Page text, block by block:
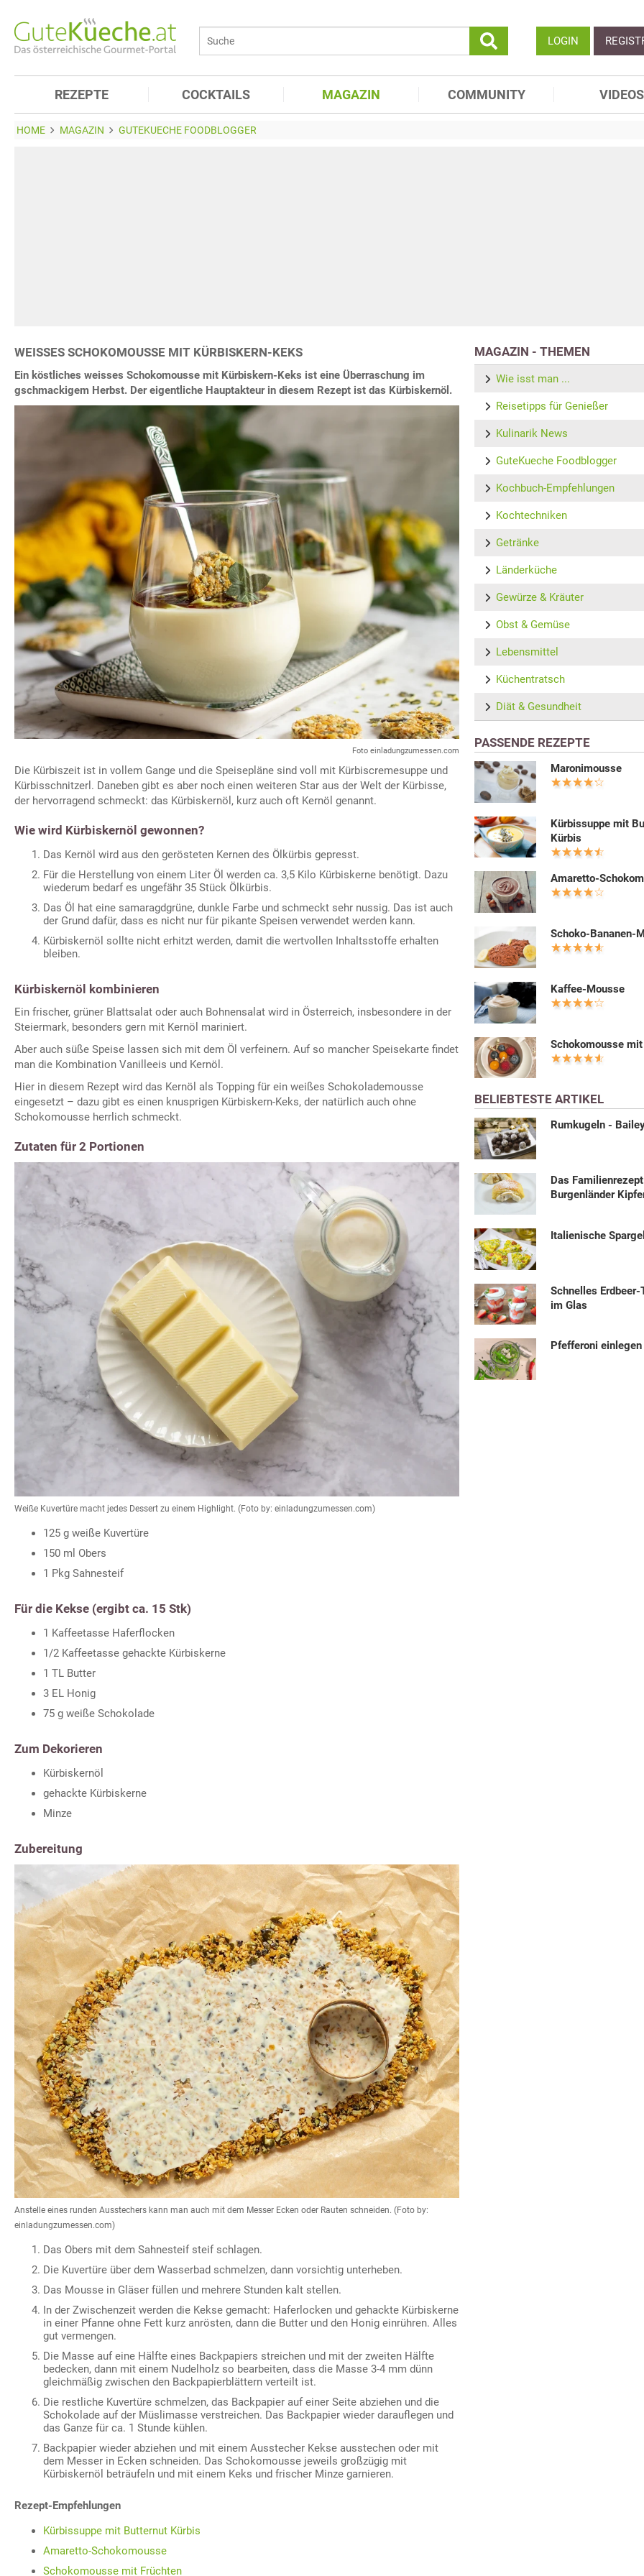
LOGIN
REZEPTE COCKTAILS MAGAZIN COMMUNITY VIDEOS
HOME MAGAZIN GUTEKUECHE FOODBLOGGER
WEISSES SCHOKOMOUSSE MIT KÜRBISKERN-KEKS
Ein köstliches weisses Schokomousse mit Kürbiskern-Keks ist eine Überraschung im
gschmackigem Herbst. Der eigentliche Hauptakteur in diesem Rezept ist das Kürbiskernöl.
Foto einladungzumessen.com
Die Kürbiszeit ist in vollem Gange und die Speisepläne sind voll mit Kürbiscremesuppe und
Kürbisschnitzerl. Daneben gibt es aber noch einen weiteren Star aus der Welt der Kürbisse,
der hervorragend schmeckt: das Kürbiskernöl, kurz auch oft Kernöl genannt.
Wie wird Kürbiskernöl gewonnen?
Das Kernöl wird aus den gerösteten Kernen des Ölkürbis gepresst.
Für die Herstellung von einem Liter Öl werden ca. 3,5 Kilo Kürbiskerne benötigt. Dazu
wiederum bedarf es ungefähr 35 Stück Ölkürbis.
Das Öl hat eine samaragdgrüne, dunkle Farbe und schmeckt sehr nussig. Das ist auch
der Grund dafür, dass es nicht nur für pikante Speisen verwendet werden kann.
Kürbiskernöl sollte nicht erhitzt werden, damit die wertvollen Inhaltsstoffe erhalten
bleiben.
Kürbiskernöl kombinieren
Ein frischer, grüner Blattsalat oder auch Bohnensalat wird in Österreich, insbesondere in der
Steiermark, besonders gern mit Kernöl mariniert.
Aber auch süße Speise lassen sich mit dem Öl verfeinern. Auf so mancher Speisekarte findet
man die Kombination Vanilleeis und Kernöl.
Hier in diesem Rezept wird das Kernöl als Topping für ein weißes Schokolademousse
eingesetzt – dazu gibt es einen knusprigen Kürbiskern-Keks, der natürlich auch ohne
Schokomousse herrlich schmeckt.
Zutaten für 2 Portionen
Weiße Kuvertüre macht jedes Dessert zu einem Highlight. (Foto by: einladungzumessen.com)
125 g weiße Kuvertüre
150 ml Obers
1 Pkg Sahnesteif
Für die Kekse (ergibt ca. 15 Stk)
1 Kaffeetasse Haferflocken
1/2 Kaffeetasse gehackte Kürbiskerne
1 TL Butter
3 EL Honig
75 g weiße Schokolade
Zum Dekorieren
Kürbiskernöl
gehackte Kürbiskerne
Minze
Zubereitung
Anstelle eines runden Ausstechers kann man auch mit dem Messer Ecken oder Rauten schneiden. (Foto by:
einladungzumessen.com)
Das Obers mit dem Sahnesteif steif schlagen.
Die Kuvertüre über dem Wasserbad schmelzen, dann vorsichtig unterheben.
Das Mousse in Gläser füllen und mehrere Stunden kalt stellen.
In der Zwischenzeit werden die Kekse gemacht: Haferlocken und gehackte Kürbiskerne
in einer Pfanne ohne Fett kurz anrösten, dann die Butter und den Honig einrühren. Alles
gut vermengen.
Die Masse auf eine Hälfte eines Backpapiers streichen und mit der zweiten Hälfte
bedecken, dann mit einem Nudelholz so bearbeiten, dass die Masse 3-4 mm dünn
gleichmäßig zwischen den Backpapierblättern verteilt ist.
Die restliche Kuvertüre schmelzen, das Backpapier auf einer Seite abziehen und die
Schokolade auf der Müslimasse verstreichen. Das Backpapier wieder darauflegen und
das Ganze für ca. 1 Stunde kühlen.
Backpapier wieder abziehen und mit einem Ausstecher Kekse ausstechen oder mit
dem Messer in Ecken schneiden. Das Schokomousse jeweils großzügig mit
Kürbiskernöl beträufeln und mit einem Keks und frischer Minze garnieren.
Rezept-Empfehlungen
Kürbissuppe mit Butternut Kürbis
Amaretto-Schokomousse
Schokomousse mit Früchten
MAGAZIN - THEMEN
Wie isst man ...
Reisetipps für Genießer
Kulinarik News
GuteKueche Foodblogger
Kochbuch-Empfehlungen
Kochtechniken
Getränke
Länderküche
Gewürze & Kräuter
Obst & Gemüse
Lebensmittel
Küchentratsch
Diät & Gesundheit
PASSENDE REZEPTE
Maronimousse
Kürbissuppe mit
Kürbis
Amaretto-
Schoko-Bananen-
Kaffee-Mousse
Schokomousse
BELIEBTESTE ARTIKEL
Rumkugeln -
Das
Burgenländer
Italienische
Schnelles
im Glas
Pfefferoni einlegen